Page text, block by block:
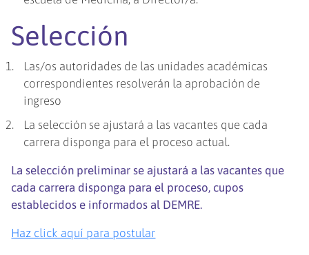
Selección
Las/os autoridades de las unidades académicas
correspondientes resolverán la aprobación de
ingreso
La selección se ajustará a las vacantes que cada
carrera disponga para el proceso actual.
La selección preliminar se ajustará a las vacantes que
cada carrera disponga para el proceso, cupos
establecidos e informados al DEMRE.
Haz click aquí para postular